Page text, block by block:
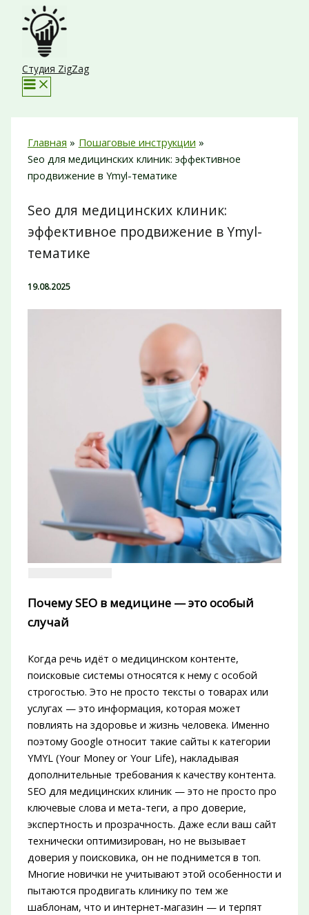
Перейти
содержимому
Студия ZigZag
Главная
Пошаговые инструкции
Seo для медицинских клиник: эффективное
продвижение в Ymyl-тематике
Seo для медицинских клиник:
эффективное продвижение в Ymyl-
тематике
19.08.2025
Почему SEO в медицине — это особый
случай
Когда речь идёт о медицинском контенте,
поисковые системы относятся к нему с особой
строгостью. Это не просто тексты о товарах или
услугах — это информация, которая может
повлиять на здоровье и жизнь человека. Именно
поэтому Google относит такие сайты к категории
YMYL (Your Money or Your Life), накладывая
дополнительные требования к качеству контента.
SEO для медицинских клиник — это не просто про
ключевые слова и мета-теги, а про доверие,
экспертность и прозрачность. Даже если ваш сайт
технически оптимизирован, но не вызывает
доверия у поисковика, он не поднимется в топ.
Многие новички не учитывают этой особенности и
пытаются продвигать клинику по тем же
шаблонам, что и интернет-магазин — и терпят